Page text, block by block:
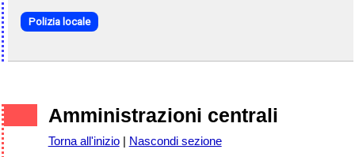
Polizia locale
Amministrazioni centrali
Torna all'inizio| Nascondi sezione